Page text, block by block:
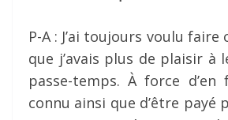
P-A : J’ai toujours voulu
que j’avais plus de plaisir à
passe-temps. À force d’en
connu ainsi que d’être payé